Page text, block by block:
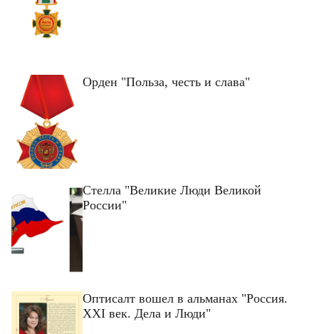
Орден "Польза, честь и слава"
Стелла "Великие Люди Великой
России"
Оптисалт вошел в альманах "Россия.
ХХI век. Дела и Люди"